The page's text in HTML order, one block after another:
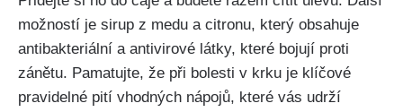
možností ⁢je sirup z medu a citronu, který obsahuje
⁤antibakteriální a antivirové látky,​ které bojují proti⁣
zánětu. Pamatujte, že při bolesti ​v krku‍ je⁤ klíčové
pravidelné pití ⁢vhodných nápojů,‌ které vás udrží